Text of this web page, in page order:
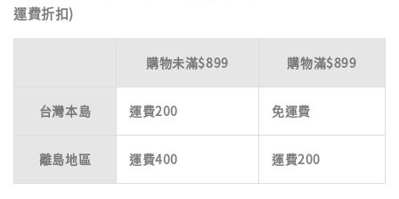
運費折扣)
購物未滿$899 購物滿$899
台灣本島 運費200 免運費
離島地區 運費400 運費200